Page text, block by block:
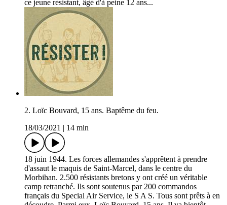
ce jeune résistant, âgé d'à peine 12 ans...
2. Loïc Bouvard, 15 ans. Baptême du feu.
18/03/2021
14 min
18 juin 1944. Les forces allemandes s'apprêtent à prendre
d'assaut le maquis de Saint-Marcel, dans le centre du
Morbihan. 2.500 résistants bretons y ont créé un véritable
camp retranché. Ils sont soutenus par 200 commandos
français du Special Air Service, le S A S. Tous sont prêts à en